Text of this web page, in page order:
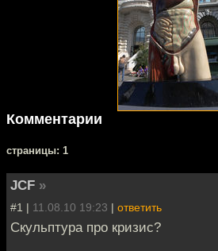
Комментарии
cтраницы: 1
JCF »
#1 | 11.08.10 19:23 | ответить
Скульптура про кризис?